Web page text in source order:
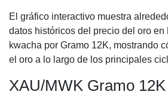
El gráfico interactivo muestra
datos históricos del precio del oro
kwacha por Gramo 12K, mostrando
el oro a lo largo de los principales
XAU/MWK Gramo 12K